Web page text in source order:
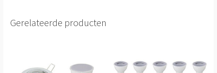
Gerelateerde producten